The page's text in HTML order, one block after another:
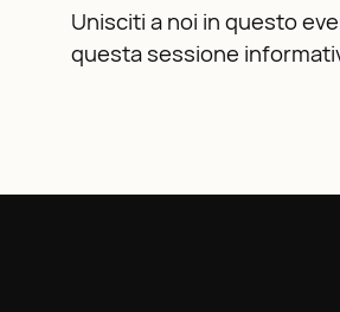
Unisciti a noi in questo
questa sessione